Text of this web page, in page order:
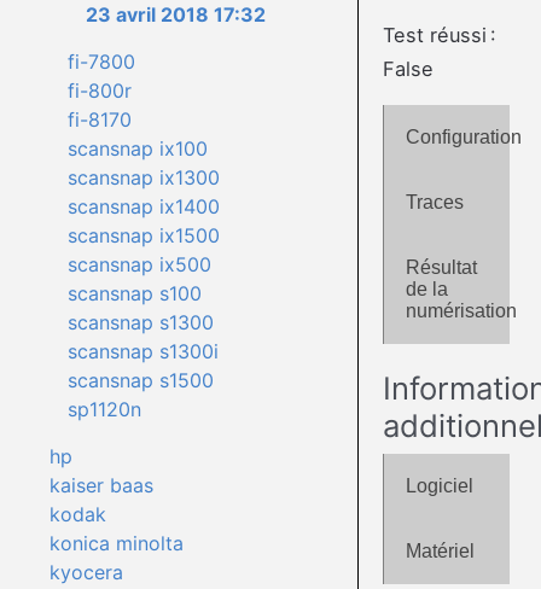
23 avril 2018 17:32
fi-7800
fi-800r
fi-8170
scansnap ix100
scansnap ix1300
scansnap ix1400
scansnap ix1500
scansnap ix500
scansnap s100
scansnap s1300
scansnap s1300i
scansnap s1500
sp1120n
hp
kaiser baas
kodak
konica minolta
kyocera
Test réussi :
False
Configuration
Traces
Résultat
de la
numérisation
Logiciel
Matériel